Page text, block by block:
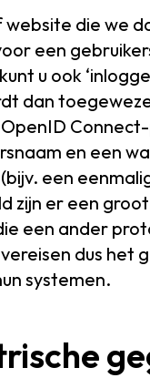
die we
een
u ook
dan
en een
een
zijn er een
een ander
dus het
systemen.